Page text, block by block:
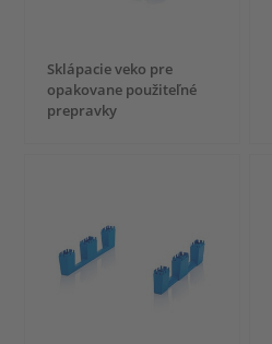
Sklápacie veko pre
opakovane použiteľné
prepravky